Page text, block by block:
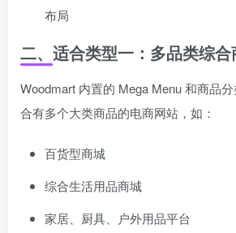
布局
二、适合类型一：多品类综合
Woodmart 内置的 Mega Menu 和商品
合有多个大类商品的电商网站，如：
百货型商城
综合生活用品商城
家居、厨具、户外用品平台